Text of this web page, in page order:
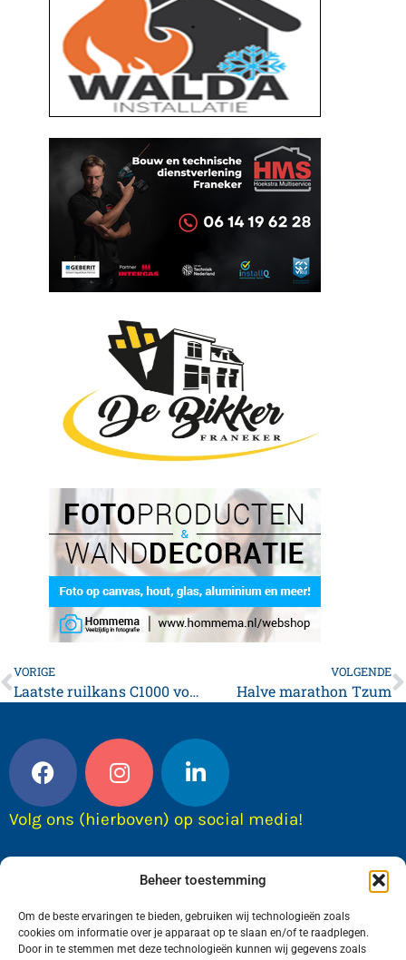
Beheer toestemming
Om de beste ervaringen te bieden, gebruiken wij technologieën zoals
cookies om informatie over je apparaat op te slaan en/of te raadplegen.
Door in te stemmen met deze technologieën kunnen wij gegevens zoals
VORIGE
Laatste ruilkans C1000 voetbalplaatjes sc Franeker
VOLGENDE
Halve marathon Tzum
Volg ons (hierboven) op social media!